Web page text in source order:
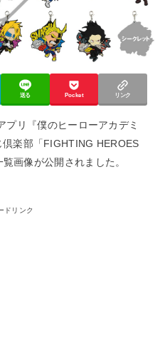
送る Pocket リンク
プリ『僕のヒーローアカデミ
楽部「FIGHTING HEROES
画像が公開されました。
ドリンク